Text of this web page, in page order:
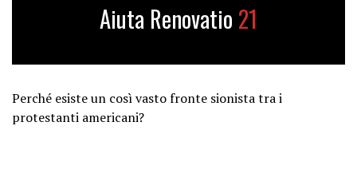
Aiuta Renovatio 21
Perché esiste un così vasto fronte sionista tra i
protestanti americani?